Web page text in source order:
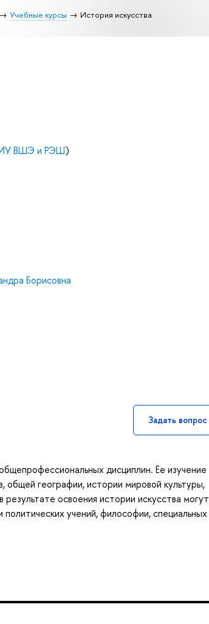
Учебные курсы История искусства
ВШЭ и РЭШ)
Борисовна
Задать вопрос
дисциплин. Ее изучение
общей географии, истории мировой культуры,
освоения истории искусства могут
учений, философии, специальных